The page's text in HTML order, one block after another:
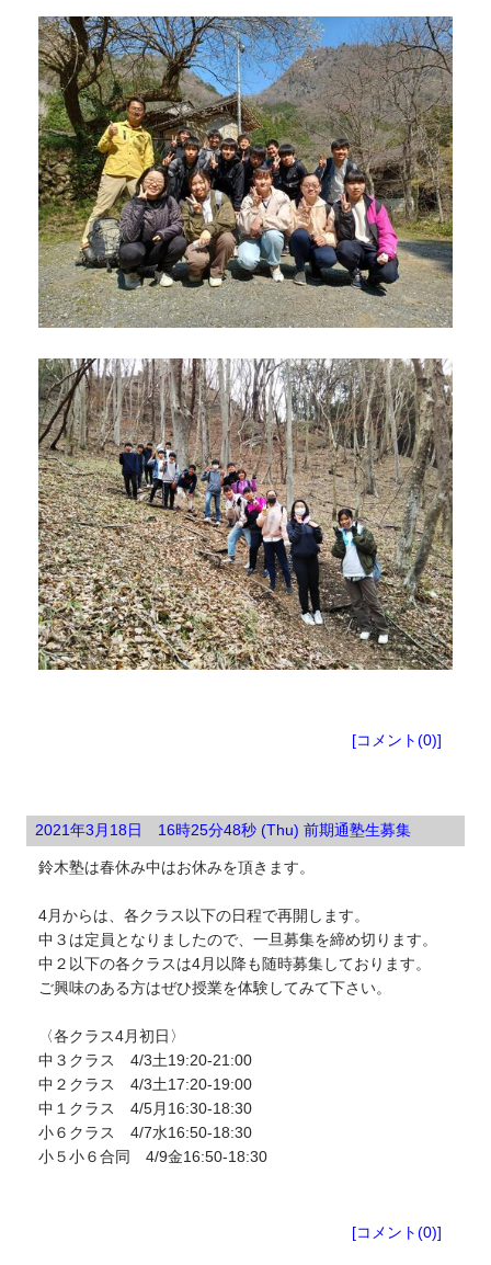
[コメント(0)]
2021年3月18日 16時25分48秒 (Thu) 前期通塾生募集
鈴木塾は春休み中はお休みを頂きます。
4月からは、各クラス以下の日程で再開します。
中３は定員となりましたので、一旦募集を締め切ります。
中２以下の各クラスは4月以降も随時募集しております。
ご興味のある方はぜひ授業を体験してみて下さい。
〈各クラス4月初日〉
中３クラス 4/3土19:20-21:00
中２クラス 4/3土17:20-19:00
中１クラス 4/5月16:30-18:30
小６クラス 4/7水16:50-18:30
小５小６合同 4/9金16:50-18:30
[コメント(0)]